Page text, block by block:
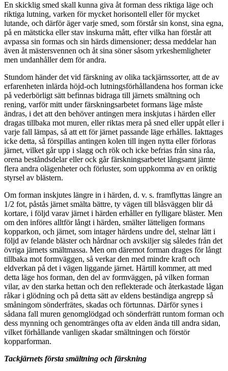
En skicklig smed skall kunna giva åt forman dess riktiga läge och
riktiga lutning, varken för mycket horisontell eller för mycket
lutande, och därför äger varje smed, som förstår sin konst, sina egna,
på en mätsticka eller stav inskurna mått, efter vilka han förstår att
avpassa sin formas och sin härds dimensioner; dessa meddelar han
även åt mästersvennen och åt sina söner såsom yrkeshemligheter
men undanhåller dem för andra.
Stundom händer det vid färskning av olika tackjärnssorter, att de av
erfarenheten inlärda höjd-och lutningsförhållandena hos forman icke
på vederbörligt sätt befinnas bidraga till järnets smältning och
rening, varför mitt under färskningsarbetet formans läge måste
ändras, i det att den behöver antingen mera inskjutas i härden eller
dragas tillbaka mot muren, eller riktas mera på sned eller uppåt eller i
varje fall lämpas, så att ett för järnet passande läge erhålles. Iakttages
icke detta, så förspillas antingen kolen till ingen nytta eller förloras
järnet, vilket går upp i slagg och rök och icke befrias från sina råa,
orena beståndsdelar eller ock går färskningsarbetet långsamt jämte
flera andra olägenheter och förluster, som uppkomma av en oriktig
styrsel av blästern.
Om forman inskjutes längre in i härden, d. v. s. framflyttas längre an
1/2 fot, påstås järnet smälta bättre, ty vägen till blåsväggen blir då
kortare, i följd varav järnet i härden erhåller en fylligare bläster. Men
om den införes alltför långt i härden, smälter lätteligen formans
kopparkon, och järnet, som intager härdens undre del, stelnar lätt i
följd av felande bläster och hårdnar och avskiljer sig således från det
övriga järnets smältmassa. Men om däremot forman drages för långt
tillbaka mot formväggen, så verkar den med mindre kraft och
eldverkan på det i vägen liggande järnet. Härtill kommer, att med
detta läge hos forman, den del av formväggen, på vilken forman
vilar, av den starka hettan och den reflekterade och återkastade lågan
råkar i glödning och på detta sätt av eldens beständiga angrepp så
småningom sönderfrätes, skadas och förtunnas. Därför synes i
sådana fall muren genomglödgad och sönderfrätt runtom forman och
dess mynning och genomtränges ofta av elden ända till andra sidan,
vilket förhållande vanligen skadar smältningen och förstör
kopparforman.
Tackjärnets första smältning och färskning